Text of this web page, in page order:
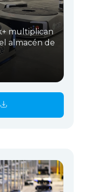
multiplican
almacén de